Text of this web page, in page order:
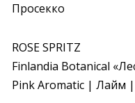
Просекко
ROSE SPRITZ
Finlandia Botanical
Pink Aromatic | Лайм